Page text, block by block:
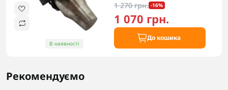
В наявності
1 270 грн. -16%
1 070 грн.
До кошика
Рекомендуємо